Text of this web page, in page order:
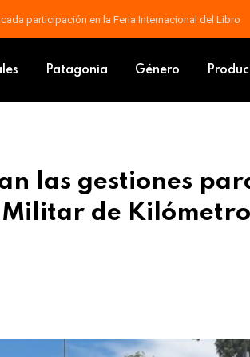
en el cine con “Yo, Narciso”
Patagonia Género
las gestiones
de